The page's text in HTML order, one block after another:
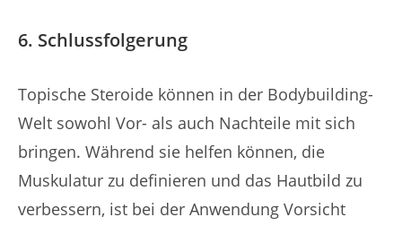
6. Schlussfolgerung
Topische Steroide können in der Bodybuilding-
Welt sowohl Vor- als auch Nachteile mit sich
bringen. Während sie helfen können, die
Muskulatur zu definieren und das Hautbild zu
verbessern, ist bei der Anwendung Vorsicht